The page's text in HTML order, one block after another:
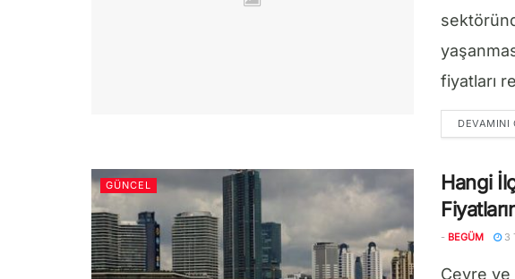
fiyatları
DEVAMINI
GÜNCEL
Hangi
- BEGÜM 3
Çevre ve